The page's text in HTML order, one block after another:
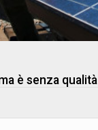
è senza qualità